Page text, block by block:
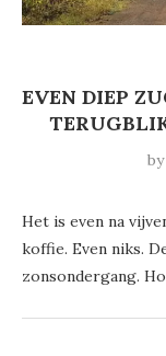
EVEN DIEP
by
Het is even na
koffie. Even niks.
zonsondergang.